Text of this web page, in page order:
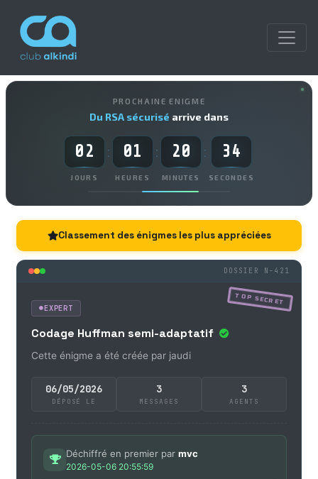
PROCHAINE ENIGME
Du RSA sécurisé arrive dans
02
JOURS
: 01
HEURES
: 20
MINUTES
: 33
SECONDES
Classement des énigmes les plus appréciées
DOSSIER N-421
TOP SECRET
EXPERT
Codage Huffman semi-adaptatif
Cette énigme a été créée par jaudi
06/05/2026
DÉPOSÉ LE
3
MESSAGES
3
AGENTS
Déchiffré en premier par mvc
2026-05-06 20:55:59